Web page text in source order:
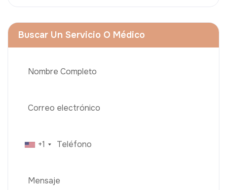
Buscar Un Servicio O Médico
+1